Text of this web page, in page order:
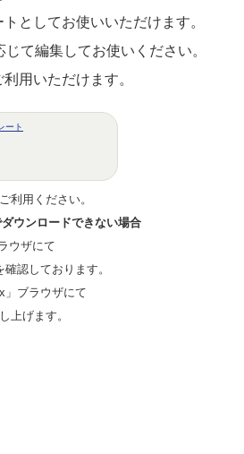
としてお使いいただけます。
て編集してお使いください。
用いただけます。
ート
利用ください。
ウンロードできない場合
ウザにて
認しております。
」ブラウザにて
上げます。